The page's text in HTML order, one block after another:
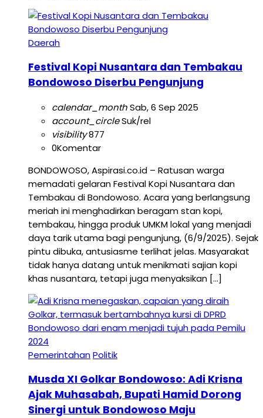
Daerah
Festival Kopi Nusantara dan Tembakau
Bondowoso Diserbu Pengunjung
calendar_monthSab, 6 Sep 2025
account_circleSuk/rel
visibility877
0Komentar
BONDOWOSO, Aspirasi.co.id – Ratusan warga
memadati gelaran Festival Kopi Nusantara dan
Tembakau di Bondowoso. Acara yang berlangsung
meriah ini menghadirkan beragam stan kopi,
tembakau, hingga produk UMKM lokal yang menjadi
daya tarik utama bagi pengunjung, (6/9/2025). Sejak
pintu dibuka, antusiasme terlihat jelas. Masyarakat
tidak hanya datang untuk menikmati sajian kopi
khas nusantara, tetapi juga menyaksikan […]
PemerintahanPolitik
Musda XI Golkar Bondowoso: Adi Krisna
Ajak Muhasabah, Bupati Hamid Dorong
Sinergi untuk Bondowoso Maju